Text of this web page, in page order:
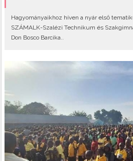
Hagyományaikhoz híven a nyár első
SZÁMALK-Szalézi Technikum és
Don Bosco Barcika..